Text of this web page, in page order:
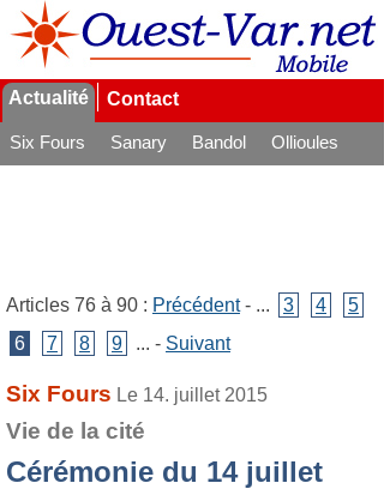
Actualité Contact
Six Fours Sanary Bandol
Ollioules
Articles 76 à 90 : Précédent- ... 3 4
5
6
7 8 9 ... - Suivant
Six Fours Le 14. juillet 2015
Vie de la cité
Cérémonie du 14 juillet